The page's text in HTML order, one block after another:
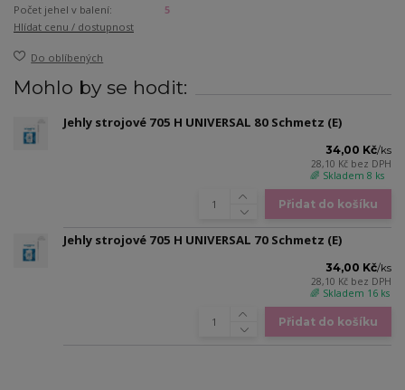
Počet jehel v balení:
5
Hlídat cenu / dostupnost
Do oblíbených
Mohlo by se hodit:
Jehly strojové 705 H UNIVERSAL 80 Schmetz (E)
34,00 Kč/ks
28,10 Kč bez DPH
🌈 Skladem 8 ks
Přidat do košíku
Jehly strojové 705 H UNIVERSAL 70 Schmetz (E)
34,00 Kč/ks
28,10 Kč bez DPH
🌈 Skladem 16 ks
Přidat do košíku